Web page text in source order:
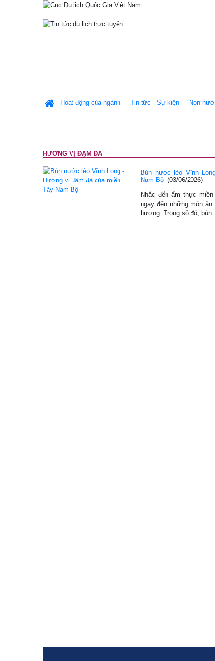
Hoạt động của ngành Tin tức - Sự kiện Non
HƯƠNG VỊ ĐẬM ĐÀ
Bún nước lèo Vĩnh
Nam Bộ (03/06/2026)
Nhắc đến ẩm thực
ngay đến những món
hương. Trong số đó,